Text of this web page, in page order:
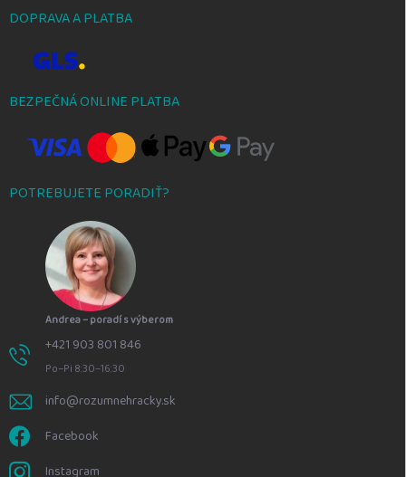
DOPRAVA A PLATBA
BEZPEČNÁ ONLINE PLATBA
POTREBUJETE PORADIŤ?
Andrea – poradí s výberom
+421 903 801 846
Po–Pi 8:30–16:30
info@rozumnehracky.sk
Facebook
Instagram